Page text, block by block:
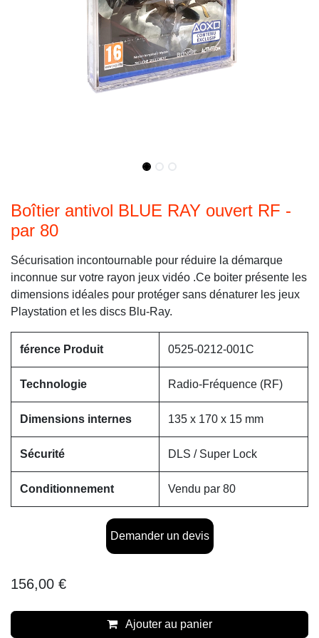
Boîtier antivol BLUE RAY ouvert RF -
par 80
Sécurisation incontournable pour réduire la démarque
inconnue sur votre rayon jeux vidéo .Ce boiter présente les
dimensions idéales pour protéger sans dénaturer les jeux
Playstation et les discs Blu-Ray.
férence Produit 0525-0212-001C
Technologie Radio-Fréquence (RF)
Dimensions internes 135 x 170 x 15 mm
Sécurité DLS / Super Lock
Conditionnement Vendu par 80
Demander un devis
156,00 €
Ajouter au panier